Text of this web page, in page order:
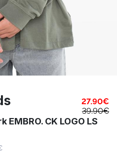
27.90€
39.90€
CK LOGO LS